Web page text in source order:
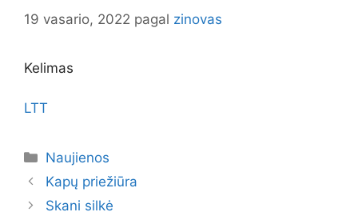
19 vasario, 2022 pagal zinovas
Kelimas
LTT
Kategorijos
Naujienos
Kapų priežiūra
Skani silkė